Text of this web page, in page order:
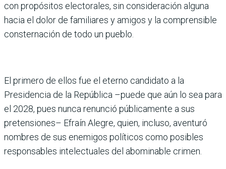
con propósitos electorales, sin consideración alguna
hacia el dolor de familiares y amigos y la comprensible
consternación de todo un pueblo.
El primero de ellos fue el eterno candidato a la
Presidencia de la República –puede que aún lo sea para
el 2028, pues nunca renunció públicamente a sus
pretensiones– Efraín Alegre, quien, incluso, aventuró
nombres de sus enemigos políticos como posibles
responsables intelectuales del abominable crimen.